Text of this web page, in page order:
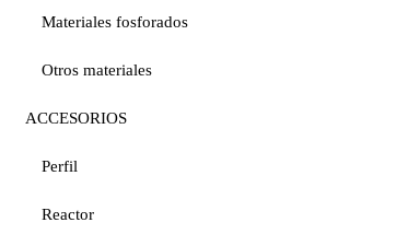
Materiales fosforados
Otros materiales
ACCESORIOS
Perfil
Reactor